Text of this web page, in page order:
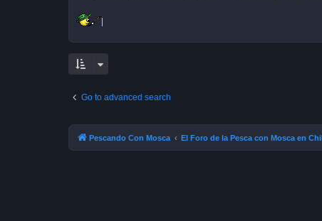
Go to advanced search
Pescando Con Mosca El Foro de la Pesca con Mosca en